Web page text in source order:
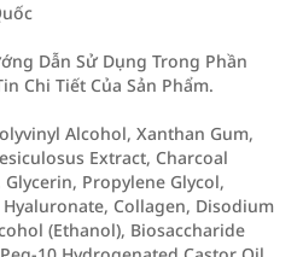
Dẫn Sử Dụng Trong Phần
Chi Tiết Của Sản Phẩm.
Alcohol, Xanthan Gum,
Extract, Charcoal
Glycerin, Propylene Glycol,
Collagen, Disodium
(Ethanol), Biosaccharide